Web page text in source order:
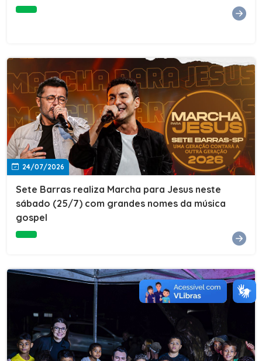
24/07/2026
Sete Barras realiza Marcha para Jesus neste
sábado (25/7) com grandes nomes da música
gospel